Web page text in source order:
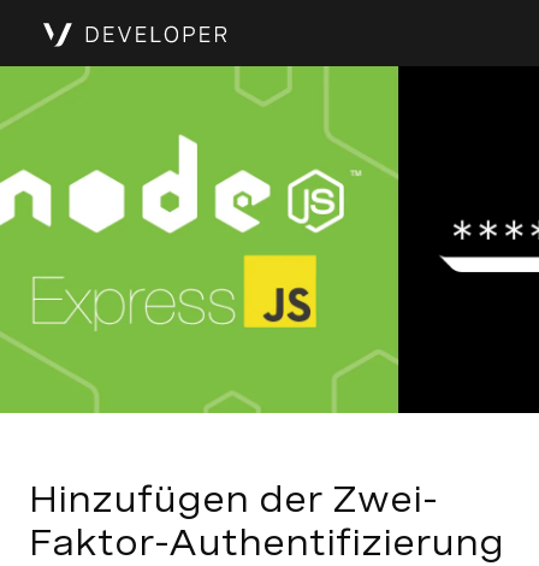
Hinzufügen der Zwei-
Faktor-Authentifizierung